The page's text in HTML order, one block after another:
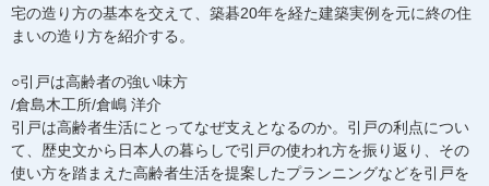
宅の造り方の基本を交えて、築碁20年を経た建築実例を元に終の住
まいの造り方を紹介する。
○引戸は高齢者の強い味方
/倉島木工所/倉嶋 洋介
引戸は高齢者生活にとってなぜ支えとなるのか。引戸の利点につい
て、歴史文から日本人の暮らしで引戸の使われ方を振り返り、その
使い方を踏まえた高齢者生活を提案したプランニングなどを引戸を